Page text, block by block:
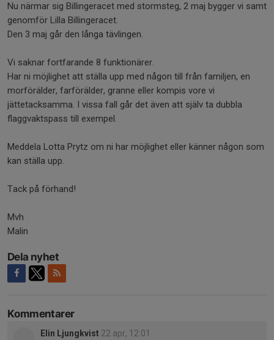
Nu närmar sig Billingeracet med stormsteg, 2 maj bygger vi samt
genomför Lilla Billingeracet.
Den 3 maj går den långa tävlingen.
Vi saknar fortfarande 8 funktionärer.
Har ni möjlighet att ställa upp med någon till från familjen, en
morförälder, farförälder, granne eller kompis vore vi
jättetacksamma. I vissa fall går det även att själv ta dubbla
flaggvaktspass till exempel.
Meddela Lotta Prytz om ni har möjlighet eller känner någon som
kan ställa upp.
Tack på förhand!
Mvh
Malin
Dela nyhet
Kommentarer
Elin Ljungkvist 22 apr, 12:01